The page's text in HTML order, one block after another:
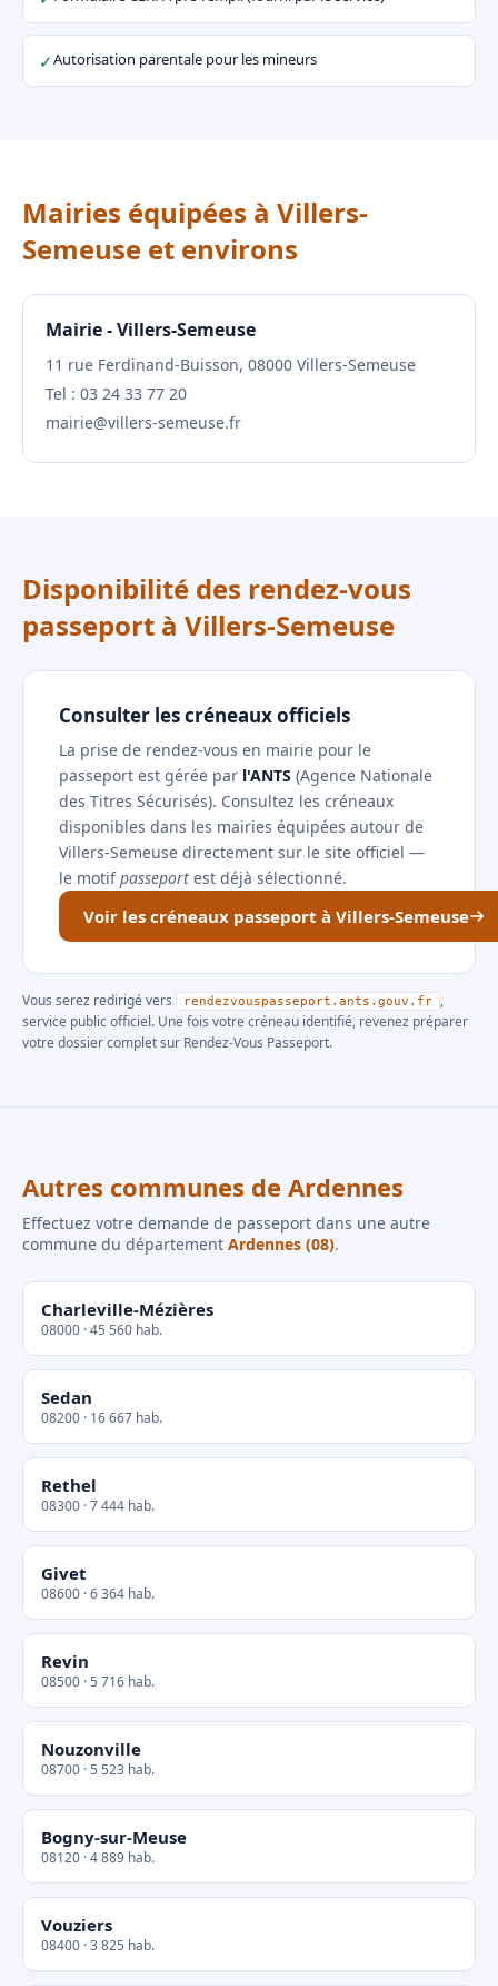
✓Autorisation parentale pour les mineurs
Mairies équipées à Villers-
Semeuse et environs
Mairie - Villers-Semeuse
11 rue Ferdinand-Buisson, 08000 Villers-Semeuse
Tel : 03 24 33 77 20
mairie@villers-semeuse.fr
Disponibilité des rendez-vous
passeport à Villers-Semeuse
Consulter les créneaux officiels
La prise de rendez-vous en mairie pour le
passeport est gérée par l'ANTS (Agence Nationale
des Titres Sécurisés). Consultez les créneaux
disponibles dans les mairies équipées autour de
Villers-Semeuse directement sur le site officiel —
le motifpasseport est déjà sélectionné.
Voir les créneaux passeport à Villers-Semeuse
Vous serez redirigé vers rendezvouspasseport.ants.gouv.fr
,
service public officiel. Une fois votre créneau identifié, revenez préparer
votre dossier complet sur Rendez-Vous Passeport.
Autres communes de Ardennes
Effectuez votre demande de passeport dans une autre
commune du département Ardennes (08).
Charleville-Mézières
08000 · 45 560 hab.
Sedan
08200 · 16 667 hab.
Rethel
08300 · 7 444 hab.
Givet
08600 · 6 364 hab.
Revin
08500 · 5 716 hab.
Nouzonville
08700 · 5 523 hab.
Bogny-sur-Meuse
08120 · 4 889 hab.
Vouziers
08400 · 3 825 hab.